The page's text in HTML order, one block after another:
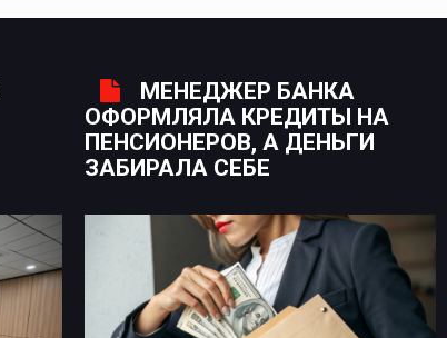
МЕНЕДЖЕР БАНКА
ОФОРМЛЯЛА КРЕДИТЫ НА
ПЕНСИОНЕРОВ, А ДЕНЬГИ
ЗАБИРАЛА СЕБЕ